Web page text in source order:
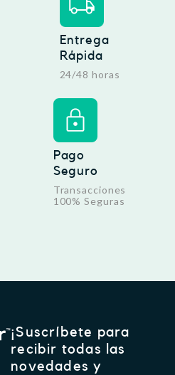
Entrega
Rápida
24/48 horas
Pago
Seguro
Transacciones
100% Seguras
¡Suscríbete para
recibir todas las
novedades y